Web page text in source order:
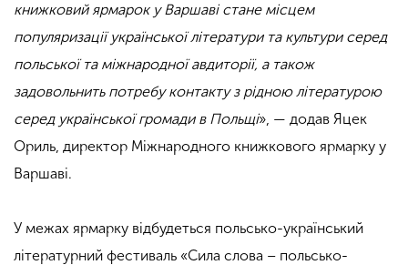
книжковий ярмарок у Варшаві стане місцем
популяризації української літератури та культури серед
польської та міжнародної авдиторії, а також
задовольнить потребу контакту з рідною літературою
серед української громади в Польщі», — додав Яцек
Ориль, директор Міжнародного книжкового ярмарку у
Варшаві.
У межах ярмарку відбудеться польсько-український
літературний фестиваль «Сила слова – польсько-